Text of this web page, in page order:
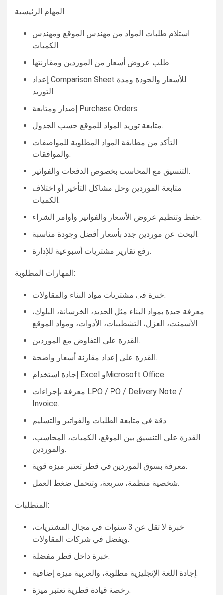
المهام الرئيسية:
استلام طلبات المواد من مهندس الموقع ومهندس
الكميات.
طلب عروض أسعار من الموردين ومقارنتها.
إعداد Comparison Sheet للأسعار والجودة ومدة
التوريد.
إصدار ومتابعة Purchase Orders.
متابعة توريد المواد للموقع حسب الجدول.
التأكد من مطابقة المواد المطلوبة للمواصفات
والموافقات.
التنسيق مع المحاسب بخصوص الدفعات والفواتير.
متابعة الموردين وحل مشاكل التأخير أو اختلاف
الكميات.
حفظ وتنظيم عروض الأسعار والفواتير وأوامر الشراء.
البحث عن موردين جدد بأسعار أفضل وجودة مناسبة.
رفع تقارير مشتريات أسبوعية للإدارة.
المهارات المطلوبة:
خبرة في مشتريات مواد البناء والمقاولات.
معرفة جيدة بمواد البناء مثل الحديد، الخرسانة، البلوك،
الأسمنت، العزل، التشطيبات، الأدوات، ومواد الموقع.
القدرة على التفاوض مع الموردين.
القدرة على إعداد مقارنة أسعار واضحة.
إجادة استخدام Excel وMicrosoft Office.
معرفة بإجراءات LPO / PO / Delivery Note /
Invoice.
دقة في متابعة الطلبات والفواتير والتسليم.
القدرة على التنسيق بين الموقع، الكميات، المحاسب،
والموردين.
معرفة بسوق الموردين في قطر تعتبر ميزة قوية.
شخصية منظمة، سريعة، وتتحمل ضغط العمل.
المتطلبات:
خبرة لا تقل عن 3 سنوات في مجال المشتريات،
ويفضل في شركات المقاولات.
خبرة داخل قطر مفضلة.
إجادة اللغة الإنجليزية مطلوبة، والعربية ميزة إضافية.
رخصة قيادة قطرية تعتبر ميزة.